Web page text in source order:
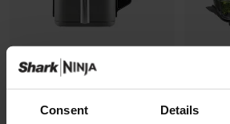
Consent Details
verticale, 9.5L, 6-en-1
CRISPi